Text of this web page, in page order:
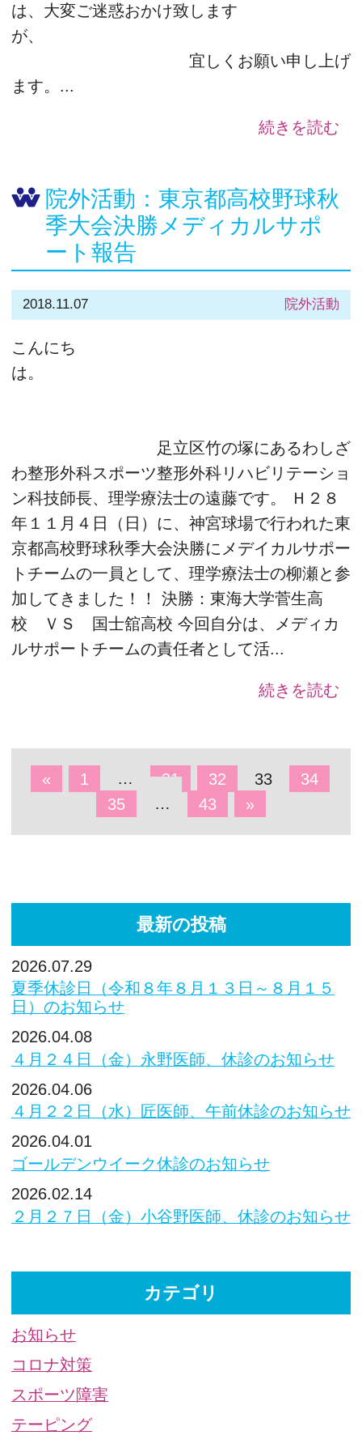
は、大変ご迷惑おかけ致します
が、
宜しくお願い申し上げ
ます。...
続きを読む
院外活動：東京都高校野球秋
季大会決勝メディカルサポ
ート報告
2018.11.07 院外活動
こんにち
は。
足立区竹の塚にあるわしざ
わ整形外科スポーツ整形外科リハビリテーショ
ン科技師長、理学療法士の遠藤です。 Ｈ２８
年１１月４日（日）に、神宮球場で行われた東
京都高校野球秋季大会決勝にメデイカルサポー
トチームの一員として、理学療法士の柳瀬と参
加してきました！！ 決勝：東海大学菅生高
校 ＶＳ 国士舘高校 今回自分は、メディカ
ルサポートチームの責任者として活...
続きを読む
« 1 … 31 32 33
34
35
… 43 »
最新の投稿
2026.07.29
夏季休診日（令和８年８月１３日～８月１５
日）のお知らせ
2026.04.08
４月２４日（金）永野医師、休診のお知らせ
2026.04.06
４月２２日（水）匠医師、午前休診のお知らせ
2026.04.01
ゴールデンウイーク休診のお知らせ
2026.02.14
２月２７日（金）小谷野医師、休診のお知らせ
カテゴリ
お知らせ
コロナ対策
スポーツ障害
テーピング